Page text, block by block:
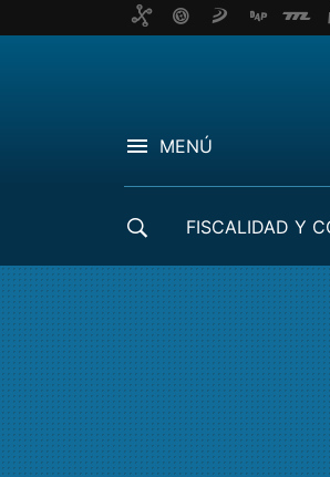
MENÚ
FISCALIDAD Y